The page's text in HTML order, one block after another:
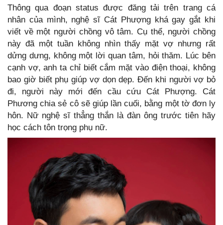
Thông qua đoạn status được đăng tải trên trang cá
nhân của mình, nghệ sĩ Cát Phượng khá gay gắt khi
viết về một người chồng vô tâm. Cụ thể, người chồng
này đã một tuần không nhìn thấy mặt vợ nhưng rất
dửng dưng, không một lời quan tâm, hỏi thăm. Lúc bên
cạnh vợ, anh ta chỉ biết cắm mặt vào điện thoại, không
bao giờ biết phụ giúp vợ dọn dẹp. Đến khi người vợ bỏ
đi, người này mới đến cầu cứu Cát Phượng. Cát
Phương chia sẻ cô sẽ giúp lần cuối, bằng một tờ đơn ly
hôn. Nữ nghệ sĩ thẳng thắn là đàn ông trước tiên hãy
học cách tôn trọng phụ nữ.